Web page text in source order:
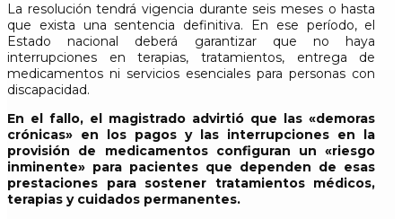
La resolución tendrá vigencia durante seis meses o hasta
que exista una sentencia definitiva. En ese período, el
Estado nacional deberá garantizar que no haya
interrupciones en terapias, tratamientos, entrega de
medicamentos ni servicios esenciales para personas con
discapacidad.
En el fallo, el magistrado advirtió que las «demoras
crónicas» en los pagos y las interrupciones en la
provisión de medicamentos configuran un «riesgo
inminente» para pacientes que dependen de esas
prestaciones para sostener tratamientos médicos,
terapias y cuidados permanentes.